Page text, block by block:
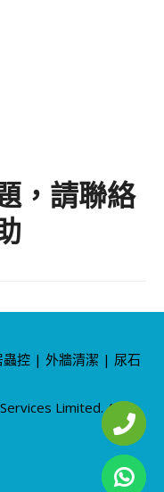
，請聯絡
蟲控 | 外牆清潔 | 尿石
Limited. All